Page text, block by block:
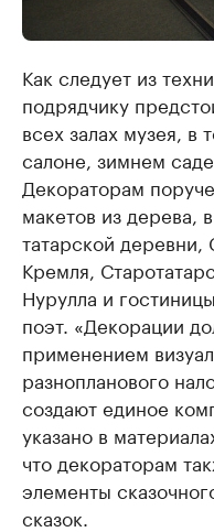
Как следует из
подрядчику
всех залах музея, в
салоне, зимнем
Декораторам
макетов из дерева,
татарской
Кремля,
Нурулла и
поэт. «Декорации
применением
разнопланового
создают единое
указано в
что декораторам
элементы
сказок.